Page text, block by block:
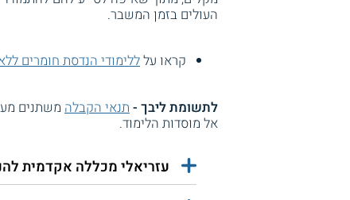
העולים בזמן המשבר.
קראו עלללימודי הנדסת חומרים
לתשומת ליבך - תנאי הקבלה משתנים
אל מוסדות הלימוד.
עזריאלי מכללה אקדמית